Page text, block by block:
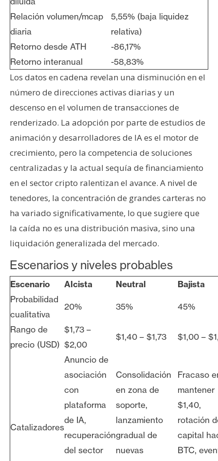
Relación volumen/mcap
diaria
5,55% (baja liquidez
relativa)
Retorno desde ATH
-86,17%
Retorno interanual
-58,83%
Los datos en cadena revelan una disminución en el
número de direcciones activas diarias y un
descenso en el volumen de transacciones de
renderizado. La adopción por parte de estudios de
animación y desarrolladores de IA es el motor de
crecimiento, pero la competencia de soluciones
centralizadas y la actual sequía de financiamiento
en el sector cripto ralentizan el avance. A nivel de
tenedores, la concentración de grandes carteras no
ha variado significativamente, lo que sugiere que
la caída no es una distribución masiva, sino una
liquidación generalizada del mercado.
Escenarios y niveles probables
Escenario Alcista Neutral
Bajista
Probabilidad
cualitativa
20% 35% 45%
Rango de
precio (USD)
$1,73 –
$2,00
$1,40 – $1,73 $1,00 –
Catalizadores
Anuncio de
asociación
con
plataforma
de IA,
recuperación
del sector
Consolidación
en zona de
soporte,
lanzamiento
gradual de
nuevas
Fracaso
mantener
$1,40,
rotación
capital
BTC,